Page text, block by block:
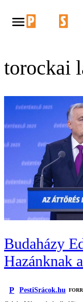
torockai
Budaházy
Hazánknak
P PestiSrácok.hu